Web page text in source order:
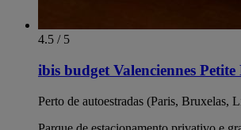
4.5 / 5
ibis budget Valenciennes Petite
Perto de autoestradas (Paris, Bruxelas,